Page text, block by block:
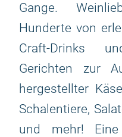
Gange.
Hunderte von
Craft-Drinks
Gerichten zur
hergestellter
Schalentiere,
und mehr!